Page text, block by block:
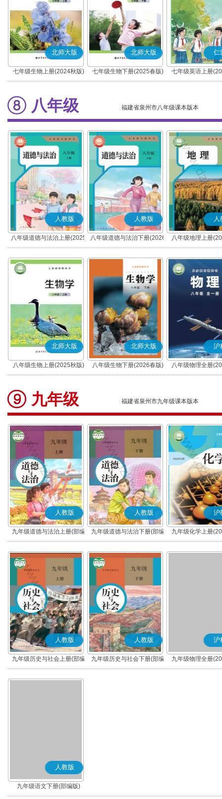
北师大版
七年级生物上册(2024秋版)
北师大版
七年级生物下册(2025春版)
仁
七年级英语上册
(科普版)
八年级 福建省泉州市八年级课本版本
人教版
八年级道德与法治上册(2025
秋版)(部编版)
人教版
八年级道德与法治下册(2026
春版)(部编版)
人
八年级地理上册
北师大版
八年级生物上册(2025秋版)
北师大版
八年级生物下册(2026春版)
沪
八年级物理全册
九年级 福建省泉州市九年级课本版本
人教版
九年级道德与法治上册(部编
版)
人教版
九年级道德与法治下册(部编
版)
沪
九年级化学上册
人教版
九年级历史与社会上册(部编
版)
人教版
九年级历史与社会下册(部编
版)
沪
九年级物理全册
人教版
九年级语文下册(部编版)